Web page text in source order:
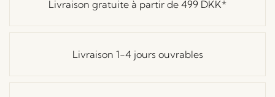
Livraison gratuite à partir de 499 DKK*
Livraison 1-4 jours ouvrables